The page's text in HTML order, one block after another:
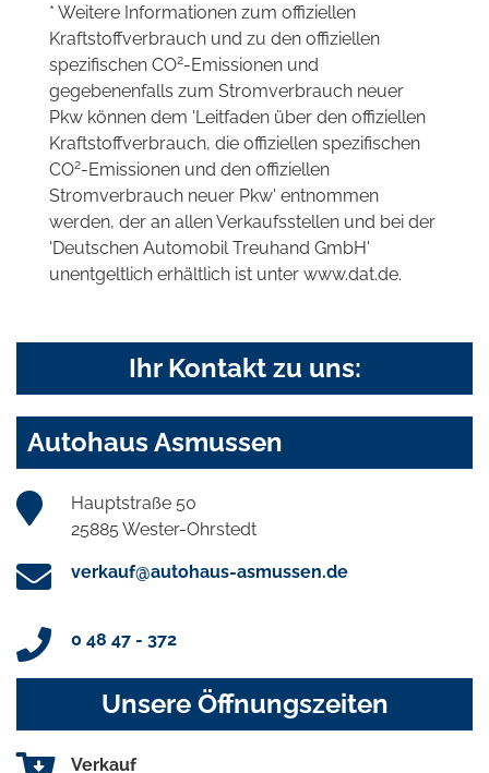
* Weitere Informationen zum offiziellen
Kraftstoffverbrauch und zu den offiziellen
spezifischen CO2-Emissionen und
gegebenenfalls zum Stromverbrauch neuer
Pkw können dem 'Leitfaden über den offiziellen
Kraftstoffverbrauch, die offiziellen spezifischen
CO2-Emissionen und den offiziellen
Stromverbrauch neuer Pkw' entnommen
werden, der an allen Verkaufsstellen und bei der
'Deutschen Automobil Treuhand GmbH'
unentgeltlich erhältlich ist unter www.dat.de.
Ihr Kontakt zu uns:
Autohaus Asmussen
Hauptstraße 50
25885 Wester-Ohrstedt
verkauf@autohaus-asmussen.de
0 48 47 - 372
Unsere Öffnungszeiten
Verkauf